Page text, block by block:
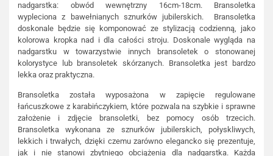
nadgarstka: obwód wewnętrzny 16cm-18cm. Bransoletka
wypleciona z bawełnianych sznurków jubilerskich. Bransoletka
doskonale będzie się komponować ze stylizacją codzienną, jako
kolorowa kropka nad i dla całości stroju. Doskonale wygląda na
nadgarstku w towarzystwie innych bransoletek o stonowanej
kolorystyce lub bransoletek skórzanych. Bransoletka jest bardzo
lekka oraz praktyczna.
Bransoletka została wyposażona w zapięcie regulowane
łańcuszkowe z karabińczykiem, które pozwala na szybkie i sprawne
założenie i zdjęcie bransoletki, bez pomocy osób trzecich.
Bransoletka wykonana ze sznurków jubilerskich, połyskliwych,
lekkich i trwałych, dzięki czemu zarówno elegancko się prezentuje,
jak i nie stanowi zbytniego obciążenia dla nadgarstka. Każda